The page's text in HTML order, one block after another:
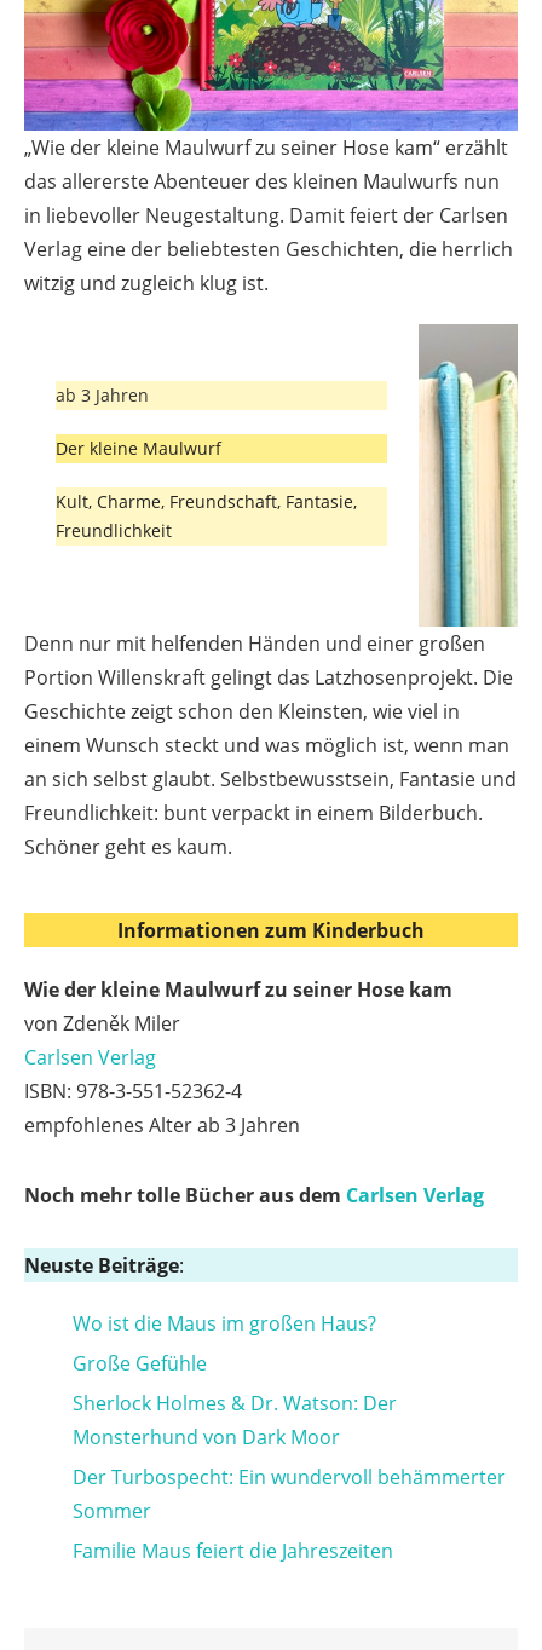
„Wie der kleine Maulwurf zu seiner Hose kam“ erzählt
das allererste Abenteuer des kleinen Maulwurfs nun
in liebevoller Neugestaltung. Damit feiert der Carlsen
Verlag eine der beliebtesten Geschichten, die herrlich
witzig und zugleich klug ist.
ab 3 Jahren
Der kleine Maulwurf
Kult, Charme, Freundschaft, Fantasie,
Freundlichkeit
Denn nur mit helfenden Händen und einer großen
Portion Willenskraft gelingt das Latzhosenprojekt. Die
Geschichte zeigt schon den Kleinsten, wie viel in
einem Wunsch steckt und was möglich ist, wenn man
an sich selbst glaubt. Selbstbewusstsein, Fantasie und
Freundlichkeit: bunt verpackt in einem Bilderbuch.
Schöner geht es kaum.
Informationen zum Kinderbuch
Wie der kleine Maulwurf zu seiner Hose kam
von Zdeněk Miler
Carlsen Verlag
ISBN: 978-3-551-52362-4
empfohlenes Alter ab 3 Jahren
Noch mehr tolle Bücher aus dem Carlsen Verlag
Neuste Beiträge:
Wo ist die Maus im großen Haus?
Große Gefühle
Sherlock Holmes & Dr. Watson: Der
Monsterhund von Dark Moor
Der Turbospecht: Ein wundervoll behämmerter
Sommer
Familie Maus feiert die Jahreszeiten